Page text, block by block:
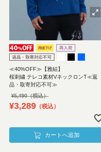
≪40%OFF≫【雅結】
桜刺繍 テレコ素材VネックロンT≪返
品・取寄対応不可≫
¥5,490
¥3,289 税込
カートへ追加